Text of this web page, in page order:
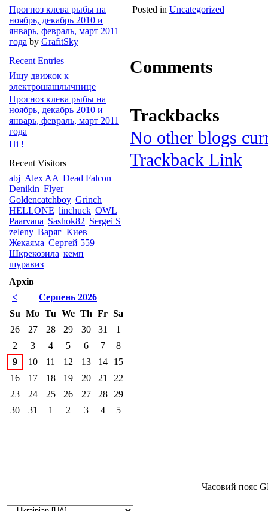
Posted in Uncategorized
Comments
Trackbacks
No other blogs
Trackback Link
Прогноз клева рыбы на
ноябрь, декабрь 2010 и
январь, февраль, март 2011
года by GrafitSky
Recent Entries
Ищу движок к
электрошашлычнице
Прогноз клева рыбы на
ноябрь, декабрь 2010 и
январь, февраль, март 2011
года
Hi !
Recent Visitors
abj Alex AA Dead Falcon
Denikin Flyer
Goldencatchboy Grinch
HELLONE linchuck OWL
Paarvana Sashok82 Sergei S
zeleny Варяг_Киев
Жекаяма Сергей 559
Шкрекозила кемп
шуравиз
Архів
<
Серпень 2026
Su Mo Tu We Th Fr Sa
26
27 28 29 30 31
1
2
3 4 5 6 7
8
9
10 11 12 13 14
15
16
17 18 19 20 21
22
23
24 25 26 27 28
29
30
31 1 2 3 4 5
Часовий пояс